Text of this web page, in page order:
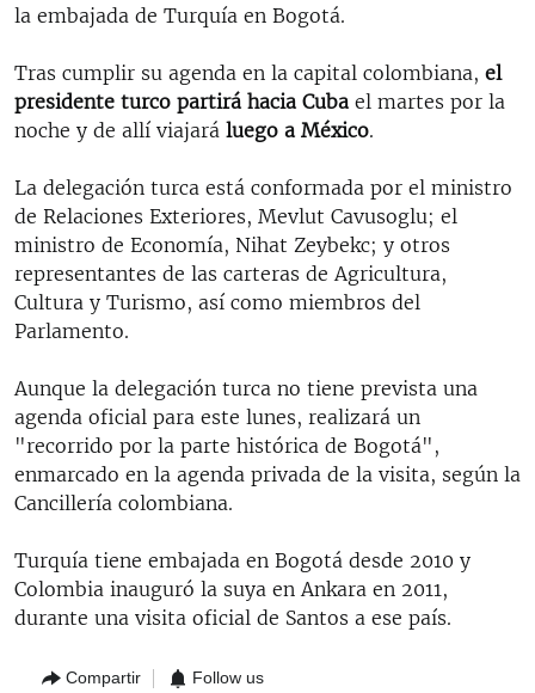
la embajada de Turquía en Bogotá.
Tras cumplir su agenda en la capital colombiana, el
presidente turco partirá hacia Cuba el martes por la
noche y de allí viajará luego a México.
La delegación turca está conformada por el ministro
de Relaciones Exteriores, Mevlut Cavusoglu; el
ministro de Economía, Nihat Zeybekc; y otros
representantes de las carteras de Agricultura,
Cultura y Turismo, así como miembros del
Parlamento.
Aunque la delegación turca no tiene prevista una
agenda oficial para este lunes, realizará un
"recorrido por la parte histórica de Bogotá",
enmarcado en la agenda privada de la visita, según la
Cancillería colombiana.
Turquía tiene embajada en Bogotá desde 2010 y
Colombia inauguró la suya en Ankara en 2011,
durante una visita oficial de Santos a ese país.
Compartir Follow us